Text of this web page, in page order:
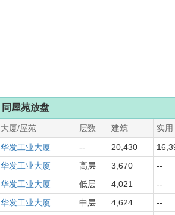
同屋苑放盘
大厦/屋苑 层数 建筑 实用
华发工业大厦
-- 20,430
华发工业大厦
高层 3,670 --
华发工业大厦
低层 4,021 --
华发工业大厦
中层 4,624 --